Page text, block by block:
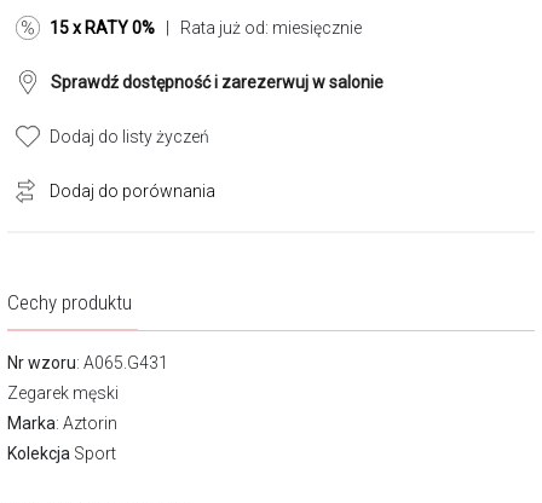
Cechy produktu
Nr wzoru: A065.G431
Zegarek męski
Marka: Aztorin
Kolekcja Sport
15 x RATY 0% | Rata już od: miesięcznie
Sprawdź dostępność i zarezerwuj w salonie
Dodaj do listy życzeń
Dodaj do porównania